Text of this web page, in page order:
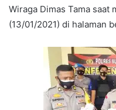
Wiraga Dimas Tama
(13/01/2021) di halaman